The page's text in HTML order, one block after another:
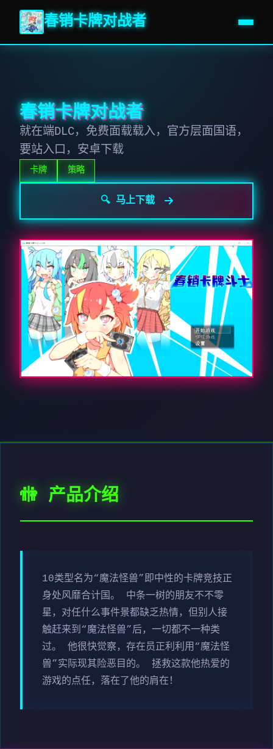
春销卡牌对战者
春销卡牌对战者
就在端DLC，免费面载载入，官方层面国语，
要站入口，安卓下载
卡牌 策略
🔍 马上下载
🚻 产品介绍
10类型名为“魔法怪兽”即中性的卡牌竞技正
身处风靡合计国。 中条一树的朋友不不零
星，对任什么事件景都缺乏热情，但别人接
触赶来到“魔法怪兽”后，一切都不一种类
过。 他很快觉察，存在员正利利用“魔法怪
兽”实际现其险恶目的。 拯救这款他热爱的
游戏的点任，落在了他的肩在！